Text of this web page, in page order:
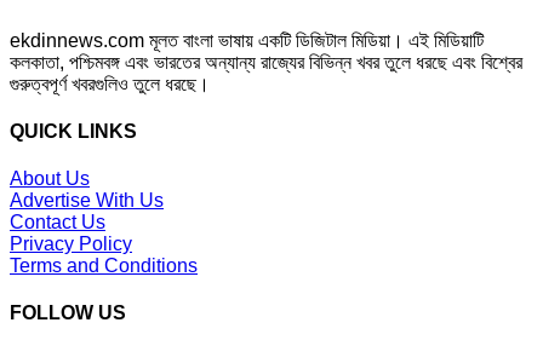
ekdinnews.com মূলত বাংলা ভাষায় একটি ডিজিটাল মিডিয়া। এই মিডিয়াটি
কলকাতা, পশ্চিমবঙ্গ এবং ভারতের অন্যান্য রাজ্যের বিভিন্ন খবর তুলে ধরছে এবং বিশ্বের
গুরুত্বপূর্ণ খবরগুলিও তুলে ধরছে।
QUICK LINKS
About Us
Advertise With Us
Contact Us
Privacy Policy
Terms and Conditions
FOLLOW US